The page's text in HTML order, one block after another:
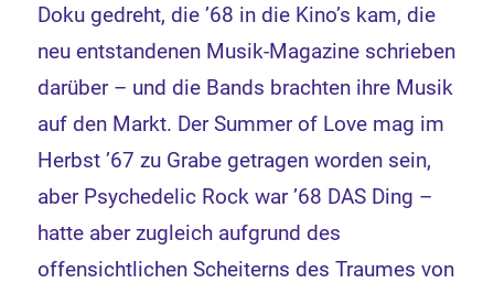
Doku gedreht, die ’68 in die Kino’s kam, die
neu entstandenen Musik-Magazine schrieben
darüber – und die Bands brachten ihre Musik
auf den Markt. Der Summer of Love mag im
Herbst ’67 zu Grabe getragen worden sein,
aber Psychedelic Rock war ’68 DAS Ding –
hatte aber zugleich aufgrund des
offensichtlichen Scheiterns des Traumes von